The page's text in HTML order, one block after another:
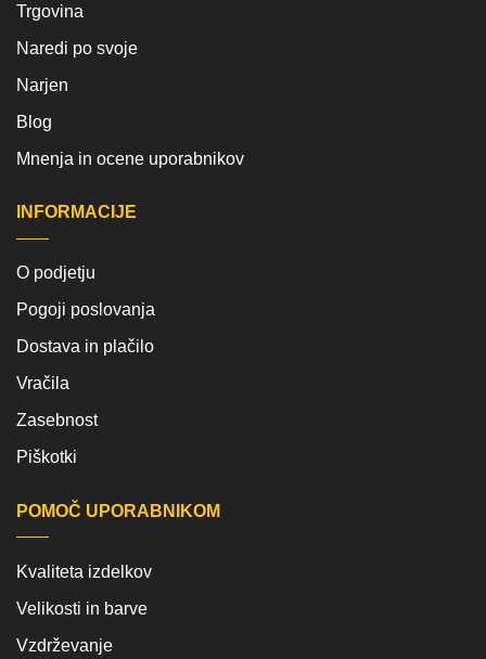
Trgovina
Naredi po svoje
Narjen
Blog
Mnenja in ocene uporabnikov
INFORMACIJE
O podjetju
Pogoji poslovanja
Dostava in plačilo
Vračila
Zasebnost
Piškotki
POMOČ UPORABNIKOM
Kvaliteta izdelkov
Velikosti in barve
Vzdrževanje